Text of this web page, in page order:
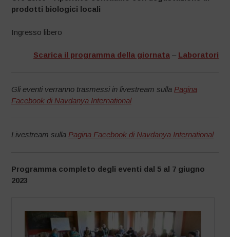
prodotti biologici locali
Ingresso libero
Scarica il programma della giornata– Laboratori
Gli eventi verranno trasmessi in livestream sulla Pagina
Facebook di Navdanya International
Livestream sulla Pagina Facebook di Navdanya International
Programma completo degli eventi dal 5 al 7 giugno
2023